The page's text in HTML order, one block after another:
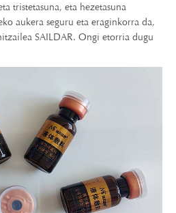
tristetasuna, eta hezetasuna
aukera seguru eta eraginkorra da,
SAILDAR. Ongi etorria dugu